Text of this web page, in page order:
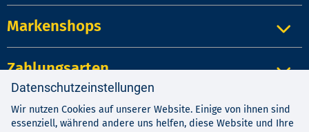
Markenshops
Zahlungsarten
Impressum| Kontakt| Datenschutz
Datenschutzeinstellungen
Wir nutzen Cookies auf unserer Website. Einige von ihnen sind
essenziell, während andere uns helfen, diese Website und Ihre